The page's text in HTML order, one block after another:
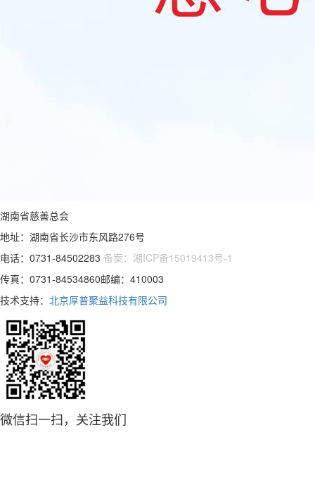
湖南省慈善总会
地址：湖南省长沙市东风路276号
电话：0731-84502283 备案：湘ICP备15019413号-1
传真：0731-84534860邮编：410003
技术支持： 北京厚普聚益科技有限公司
微信扫一扫，关注我们